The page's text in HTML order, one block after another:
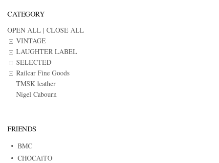
CATEGORY
OPEN ALL | CLOSE ALL
VINTAGE
LAUGHTER LABEL
SELECTED
Railcar Fine Goods
TMSK leather
Nigel Cabourn
FRIENDS
BMC
CHOCAiTO